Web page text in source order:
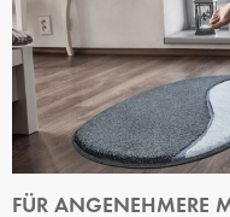
FÜR ANGENEHMERE